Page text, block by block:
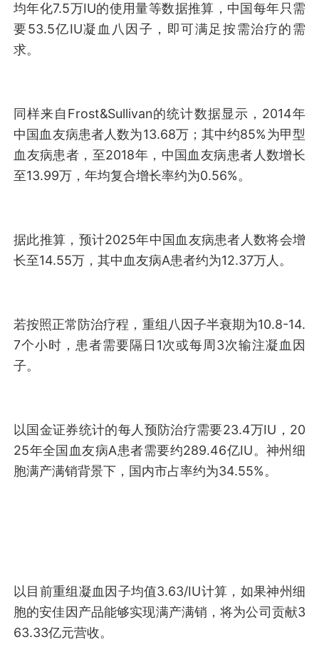
均年化7.5万IU的使用量等数据推算，中国每年只需
要53.5亿IU凝血八因子，即可满足按需治疗的需
求。
同样来自Frost&Sullivan的统计数据显示，2014年
中国血友病患者人数为13.68万；其中约85%为甲型
血友病患者，至2018年，中国血友病患者人数增长
至13.99万，年均复合增长率约为0.56%。
据此推算，预计2025年中国血友病患者人数将会增
长至14.55万，其中血友病A患者约为12.37万人。
若按照正常防治疗程，重组八因子半衰期为10.8-14.
7个小时，患者需要隔日1次或每周3次输注凝血因
子。
以国金证券统计的每人预防治疗需要23.4万IU，20
25年全国血友病A患者需要约289.46亿IU。神州细
胞满产满销背景下，国内市占率约为34.55%。
以目前重组凝血因子均值3.63/IU计算，如果神州细
胞的安佳因产品能够实现满产满销，将为公司贡献3
63.33亿元营收。